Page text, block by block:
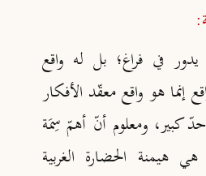
في فراغ؛ بل له واقع
إنما هو واقع معقّد الأفكار
كبير، ومعلوم أنّ أهمّ سِمَة
الحضارة الغربية